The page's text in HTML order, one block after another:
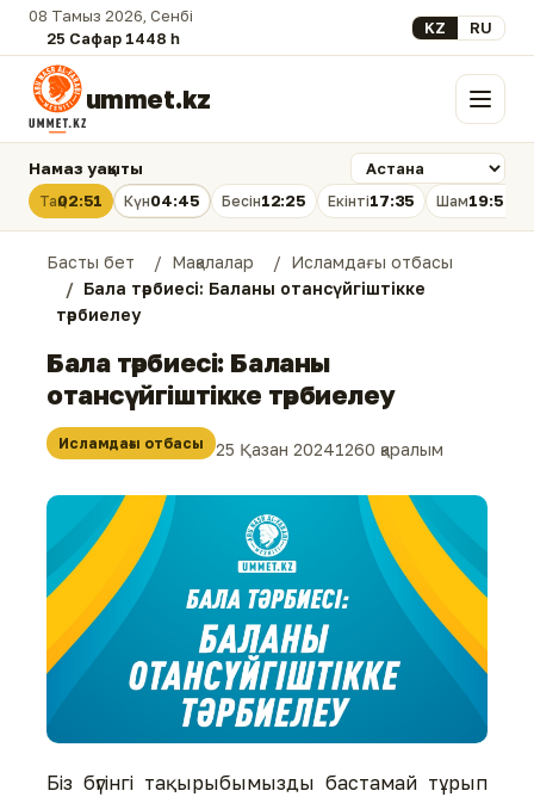
08 Тамыз 2026, Сенбі
25 Сафар 1448 һ.
Select your
KZ RU
ummet.kz Мәзір
Намаз уақыты
Таң02:51 Күн04:45 Бесін12:25 Екінті17:35 Шам19:54
Басты бет Мақалалар
Исламдағы отбасы
Бала тәрбиесі: Баланы отансүйгіштікке
тәрбиелеу
Бала тәрбиесі: Баланы
отансүйгіштікке тәрбиелеу
Исламдағы отбасы 25 Қазан 20241260 қаралым
Біз бүгінгі тақырыбымызды бастамай тұрып